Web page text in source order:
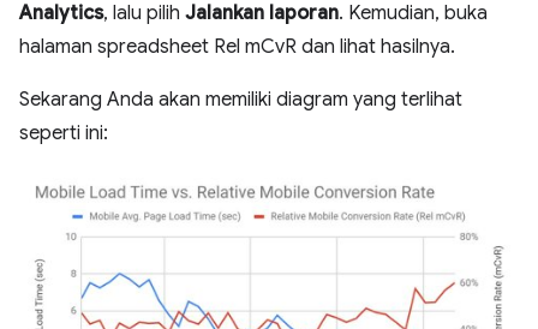
Analytics, lalu pilih Jalankan laporan. Kemudian, buka
halaman spreadsheet Rel mCvR dan lihat hasilnya.
Sekarang Anda akan memiliki diagram yang terlihat
seperti ini: